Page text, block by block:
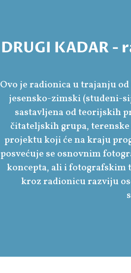
DRUGI KADAR
Ovo je radionica u trajanju
jesensko-zimski (studeni-
sastavljena od teorijskih
čitateljskih grupa,
projektu koji će na kraju
posvećuje se osnovnim
koncepta, ali i fotografskim
kroz radionicu razviju